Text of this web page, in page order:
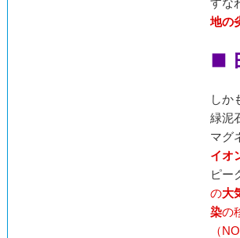
すな
地の
■
しか
緑泥
マグ
イオ
ピー
の大
染の
（